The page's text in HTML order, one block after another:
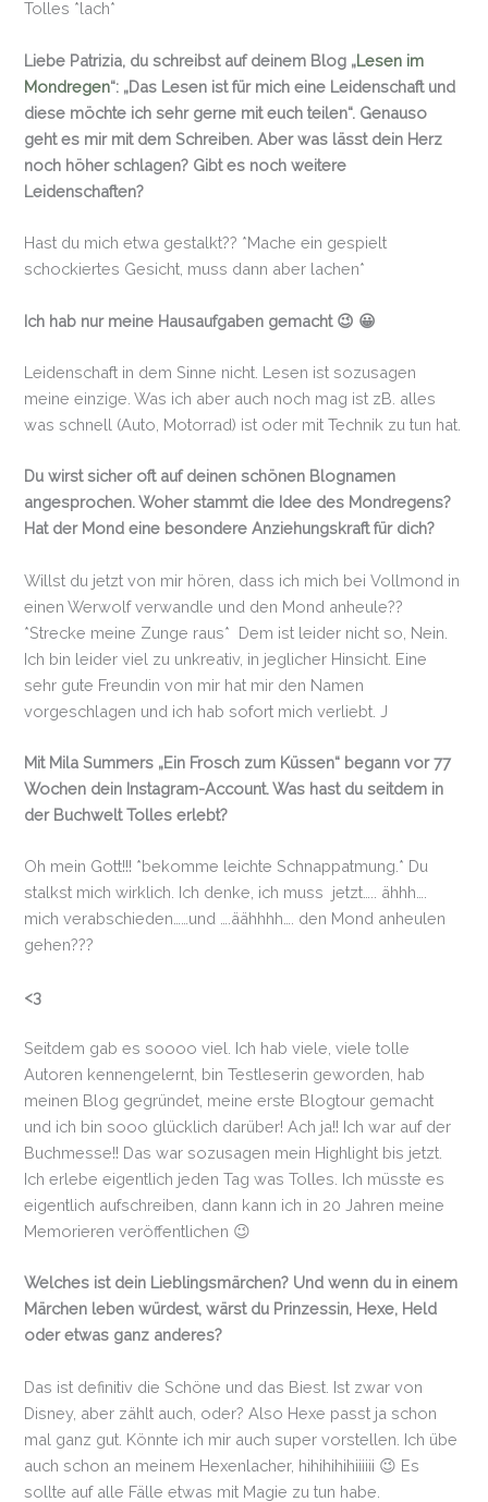
Tolles *lach*
Liebe Patrizia, du schreibst auf deinem Blog „Lesen im
Mondregen“: „Das Lesen ist für mich eine Leidenschaft und
diese möchte ich sehr gerne mit euch teilen“. Genauso
geht es mir mit dem Schreiben. Aber was lässt dein Herz
noch höher schlagen? Gibt es noch weitere
Leidenschaften?
Hast du mich etwa gestalkt?? *Mache ein gespielt
schockiertes Gesicht, muss dann aber lachen*
Ich hab nur meine Hausaufgaben gemacht 😉 😀
Leidenschaft in dem Sinne nicht. Lesen ist sozusagen
meine einzige. Was ich aber auch noch mag ist zB. alles
was schnell (Auto, Motorrad) ist oder mit Technik zu tun hat.
Du wirst sicher oft auf deinen schönen Blognamen
angesprochen. Woher stammt die Idee des Mondregens?
Hat der Mond eine besondere Anziehungskraft für dich?
Willst du jetzt von mir hören, dass ich mich bei Vollmond in
einen Werwolf verwandle und den Mond anheule??
*Strecke meine Zunge raus* Dem ist leider nicht so, Nein.
Ich bin leider viel zu unkreativ, in jeglicher Hinsicht. Eine
sehr gute Freundin von mir hat mir den Namen
vorgeschlagen und ich hab sofort mich verliebt. J
Mit Mila Summers „Ein Frosch zum Küssen“ begann vor 77
Wochen dein Instagram-Account. Was hast du seitdem in
der Buchwelt Tolles erlebt?
Oh mein Gott!!! *bekomme leichte Schnappatmung.* Du
stalkst mich wirklich. Ich denke, ich muss jetzt….. ähhh….
mich verabschieden……und ….äähhhh…. den Mond anheulen
gehen???
<3
Seitdem gab es soooo viel. Ich hab viele, viele tolle
Autoren kennengelernt, bin Testleserin geworden, hab
meinen Blog gegründet, meine erste Blogtour gemacht
und ich bin sooo glücklich darüber! Ach ja!! Ich war auf der
Buchmesse!! Das war sozusagen mein Highlight bis jetzt.
Ich erlebe eigentlich jeden Tag was Tolles. Ich müsste es
eigentlich aufschreiben, dann kann ich in 20 Jahren meine
Memorieren veröffentlichen 😉
Welches ist dein Lieblingsmärchen? Und wenn du in einem
Märchen leben würdest, wärst du Prinzessin, Hexe, Held
oder etwas ganz anderes?
Das ist definitiv die Schöne und das Biest. Ist zwar von
Disney, aber zählt auch, oder? Also Hexe passt ja schon
mal ganz gut. Könnte ich mir auch super vorstellen. Ich übe
auch schon an meinem Hexenlacher, hihihihihiiiiii 😉 Es
sollte auf alle Fälle etwas mit Magie zu tun habe.